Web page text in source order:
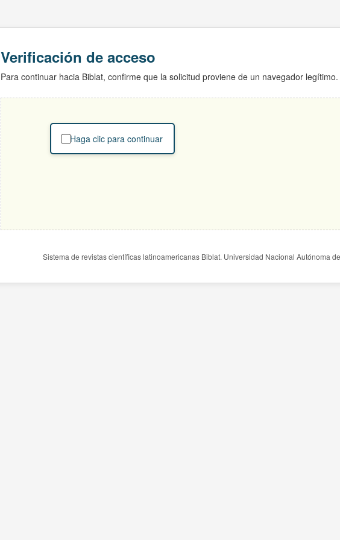
Verificación de acceso
Para continuar hacia Biblat, confirme que la solicitud proviene de un navegador legítimo.
Haga clic para continuar
Sistema de revistas científicas latinoamericanas Biblat. Universidad Nacional Autónoma